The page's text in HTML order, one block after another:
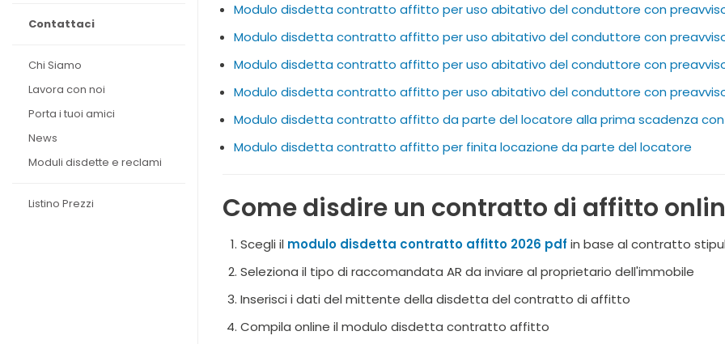
Contattaci
Chi Siamo
Lavora con noi
Porta i tuoi amici
News
Moduli disdette e reclami
Listino Prezzi
Modulo disdetta contratto affitto per uso abitativo del conduttore con
Modulo disdetta contratto affitto per uso abitativo del conduttore con
Modulo disdetta contratto affitto per uso abitativo del conduttore con
Modulo disdetta contratto affitto per uso abitativo del conduttore con preavviso
Modulo disdetta contratto affitto da parte del locatore alla prima scadenza
Modulo disdetta contratto affitto per finita locazione da parte del locatore
Come disdire un contratto di affitto
Scegli il modulo disdetta contratto affitto 2026 pdf in base al contratto
Seleziona il tipo di raccomandata AR da inviare al proprietario dell'immobile
Inserisci i dati del mittente della disdetta del contratto di affitto
Compila online il modulo disdetta contratto affitto